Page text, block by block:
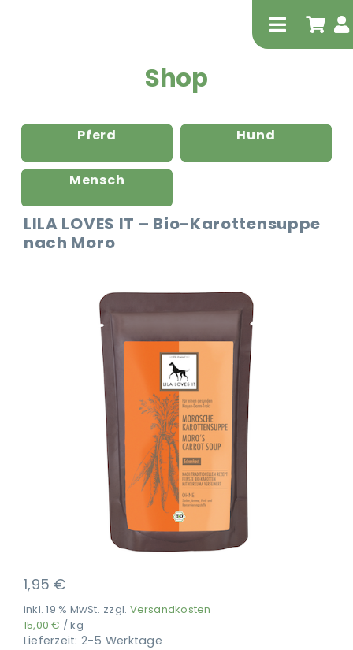
Toggle
Shop
Pferd Hund
Mensch
LILA LOVES IT – Bio-Karottensuppe
nach Moro
1,95 €
inkl. 19 % MwSt. zzgl. Versandkosten
15,00€ /kg
Lieferzeit: 2-5 Werktage